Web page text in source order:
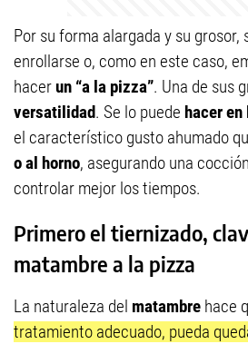
Por su forma alargada y su grosor,
enrollarse o, como en este caso,
hacerun “a la pizza”. Una de sus
versatilidad. Se lo puede hacer
el característico gusto ahumado
o al horno, asegurando una
controlar mejor los tiempos.
Primero el tiernizado,
matambre a la pizza
La naturaleza del matambre hace
tratamiento adecuado, pueda